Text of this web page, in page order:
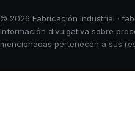
© 2026 Fabricación Industrial ·
Información divulgativa sobre
mencionadas pertenecen a sus